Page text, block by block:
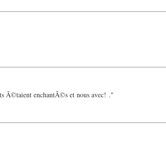
Ã©taient enchantÃ©s et nous avec! ."